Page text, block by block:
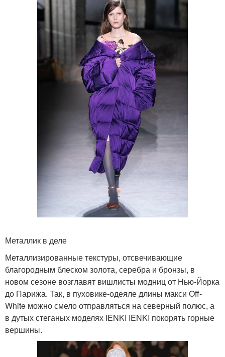
Металлик в деле
Металлизированные текстуры, отсвечивающие
благородным блеском золота, серебра и бронзы, в
новом сезоне возглавят вишлисты модниц от Нью-Йорка
до Парижа. Так, в пуховике-одеяле длины макси Off-
White можно смело отправляться на северный полюс, а
в дутых стеганых моделях IENKI IENKI покорять горные
вершины.